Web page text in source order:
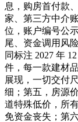
息，购房首付款
家、第三方中介
位，账户编号公
尾、资金调用风
同标注 2027 年
件，每一款建材
展现，一切交付
细；第五，房源
道特殊低价，所
免资金丧失；第